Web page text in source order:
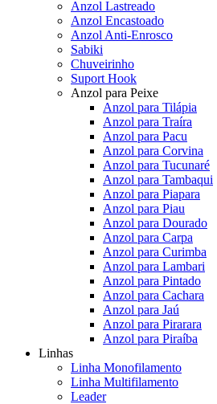
Anzol Lastreado
Anzol Encastoado
Anzol Anti-Enrosco
Sabiki
Chuveirinho
Suport Hook
Anzol para Peixe
Anzol para Tilápia
Anzol para Traíra
Anzol para Pacu
Anzol para Corvina
Anzol para Tucunaré
Anzol para Tambaqui
Anzol para Piapara
Anzol para Piau
Anzol para Dourado
Anzol para Carpa
Anzol para Curimba
Anzol para Lambari
Anzol para Pintado
Anzol para Cachara
Anzol para Jaú
Anzol para Pirarara
Anzol para Piraíba
Linhas
Linha Monofilamento
Linha Multifilamento
Leader